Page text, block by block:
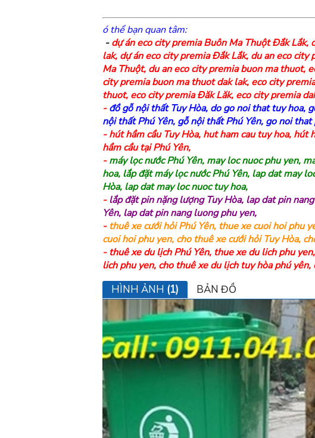
ó thể bạn quan tâm:
-dự án eco city premia Buôn Ma Thuột Đắk Lắk,
lak, dự án eco city premia Đắk Lắk, du an eco city
Ma Thuột, du an eco city premia buon ma thuot,
city premia buon ma thuot dak lak, eco city
thuot, eco city premia Đăk Lăk, eco city premia
- đồ gỗ nội thất Tuy Hòa, do go noi that tuy hoa,
nội thất Phú Yên, gỗ nội thất Phú Yên, go noi that
-hút hầm cầu Tuy Hòa, hut ham cau tuy hoa, hút
hầm cầu tại Phú Yên,
-máy lọc nước Phú Yên, may loc nuoc phu yen,
hoa, lắp đặt máy lọc nước Phú Yên, lap dat may
Hòa, lap dat may loc nuoc tuy hoa,
- lắp đặt pin nặng lượng Tuy Hòa, lap dat pin
Yên, lap dat pin nang luong phu yen,
- thuê xe cưới hỏi Phú Yên, thue xe cuoi hoi phu
cuoi hoi phu yen, cho thuê xe cưới hỏi Tuy Hòa,
-thuê xe du lịch Phú Yên, thue xe du lich phu yen,
lich phu yen, cho thuê xe du lịch tuy hòa phú yên,
HÌNH ẢNH (1) BẢN ĐỒ